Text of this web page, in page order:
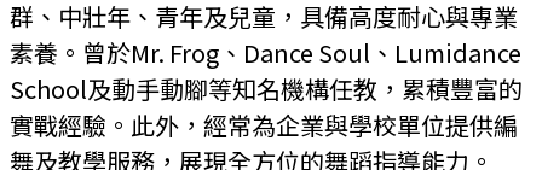
群、中壯年、青年及兒童，具備高度耐心與專業
素養。曾於Mr. Frog、Dance Soul、Lumidance
School及動手動腳等知名機構任教，累積豐富的
實戰經驗。此外，經常為企業與學校單位提供編
舞及教學服務，展現全方位的舞蹈指導能力。